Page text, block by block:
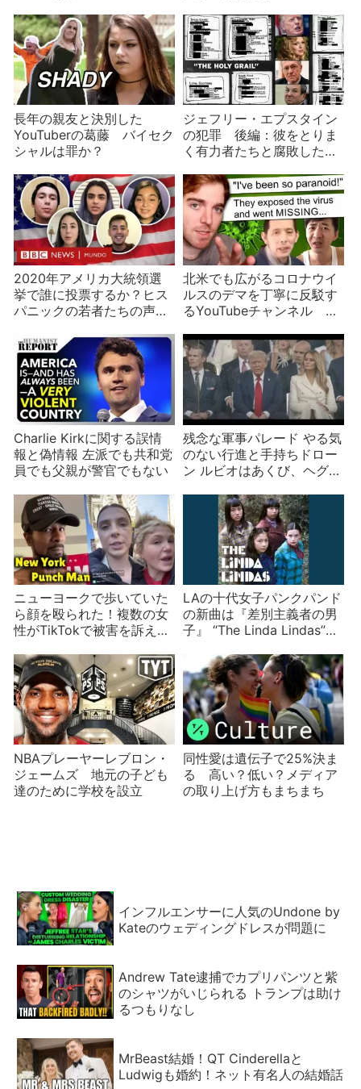
長年の親友と決別した
YouTuberの葛藤 バイセク
シャルは罪か？
ジェフリー・エプスタイン
の犯罪 後編：彼をとりま
く有力者たちと腐敗した司
2020年アメリカ大統領選
挙で誰に投票するか？ヒス
パニックの若者たちの声を
北米でも広がるコロナウイ
ルスのデマを丁寧に反駁す
るYouTubeチャンネル 陰
「特効薬」・便乗騒動……
Charlie Kirkに関する誤情
報と偽情報 左派でも共和党
員でも父親が警官でもない
残念な軍事パレード やる気
のない行進と手持ちドロー
ン ルビオはあくび、ヘグセ
ニューヨークで歩いていた
ら顔を殴られた！複数の女
性がTikTokで被害を訴え犯
LAの十代女子パンクパンド
の新曲は『差別主義者の男
子』 “The Linda Lindas”が
NBAプレーヤーレブロン・
ジェームズ 地元の子ども
達のために学校を設立
同性愛は遺伝子で25%決ま
る 高い？低い？メディア
の取り上げ方もまちまち
インフルエンサーに人気のUndone by
Kateのウェディングドレスが問題に
Andrew Tate逮捕でカプリパンツと紫
のシャツがいじられる トランプは助け
るつもりなし
MrBeast結婚！QT Cinderellaと
Ludwigも婚約！ネット有名人の結婚話